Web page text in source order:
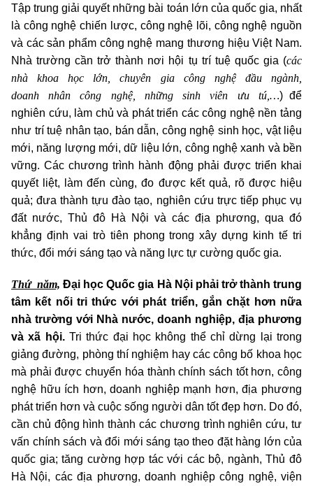
Tập trung giải quyết những bài toán lớn của quốc gia, nhất
là công nghệ chiến lược, công nghệ lõi, công nghệ nguồn
và các sản phẩm công nghệ mang thương hiệu Việt Nam.
Nhà trường cần trở thành nơi hội tụ trí tuệ quốc gia (các
nhà khoa học lớn, chuyên gia công nghệ đầu ngành,
doanh nhân công nghệ, những sinh viên ưu tú,… ) để
nghiên cứu, làm chủ và phát triển các công nghệ nền tảng
như trí tuệ nhân tạo, bán dẫn, công nghệ sinh học, vật liệu
mới, năng lượng mới, dữ liệu lớn, công nghệ xanh và bền
vững. Các chương trình hành động phải được triển khai
quyết liệt, làm đến cùng, đo được kết quả, rõ được hiệu
quả; đưa thành tựu đào tạo, nghiên cứu trực tiếp phục vụ
đất nước, Thủ đô Hà Nội và các địa phương, qua đó
khẳng định vai trò tiên phong trong xây dựng kinh tế tri
thức, đổi mới sáng tạo và năng lực tự cường quốc gia.
Thứ năm, Đại học Quốc gia Hà Nội phải trở thành trung
tâm kết nối tri thức với phát triển, gắn chặt hơn nữa
nhà trường với Nhà nước, doanh nghiệp, địa phương
và xã hội.Tri thức đại học không thể chỉ dừng lại trong
giảng đường, phòng thí nghiệm hay các công bố khoa học
mà phải được chuyển hóa thành chính sách tốt hơn, công
nghệ hữu ích hơn, doanh nghiệp mạnh hơn, địa phương
phát triển hơn và cuộc sống người dân tốt đẹp hơn. Do đó,
cần chủ động hình thành các chương trình nghiên cứu, tư
vấn chính sách và đổi mới sáng tạo theo đặt hàng lớn của
quốc gia; tăng cường hợp tác với các bộ, ngành, Thủ đô
Hà Nội, các địa phương, doanh nghiệp công nghệ, viện